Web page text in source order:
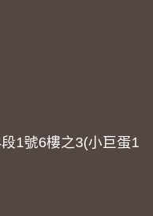
1號6樓之3(小巨蛋1